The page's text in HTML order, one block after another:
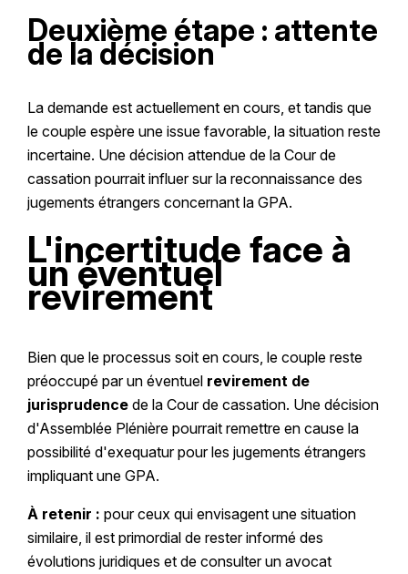
Deuxième étape : attente
de la décision
La demande est actuellement en cours, et tandis que
le couple espère une issue favorable, la situation reste
incertaine. Une décision attendue de la Cour de
cassation pourrait influer sur la reconnaissance des
jugements étrangers concernant la GPA.
L'incertitude face à
un éventuel
revirement
Bien que le processus soit en cours, le couple reste
préoccupé par un éventuel revirement de
jurisprudencede la Cour de cassation. Une décision
d'Assemblée Plénière pourrait remettre en cause la
possibilité d'exequatur pour les jugements étrangers
impliquant une GPA.
À retenir : pour ceux qui envisagent une situation
similaire, il est primordial de rester informé des
évolutions juridiques et de consulter un avocat